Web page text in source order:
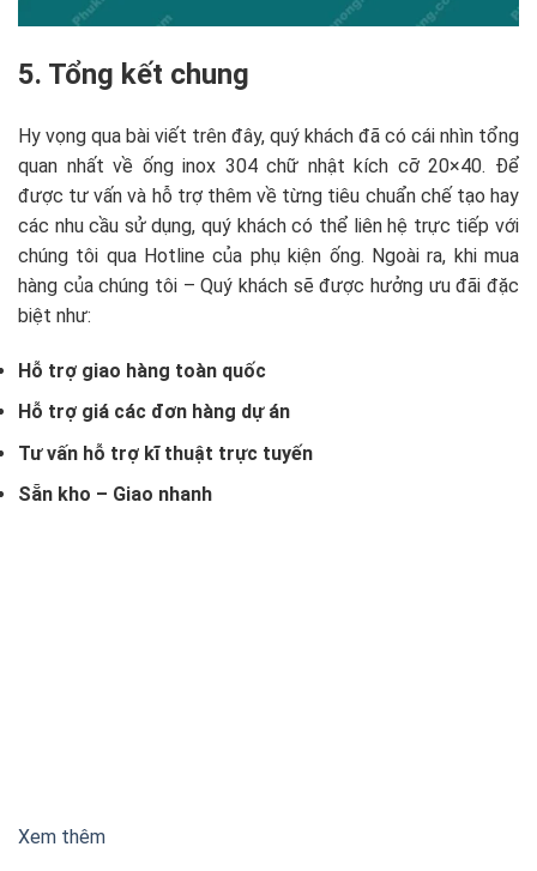
5. Tổng kết chung
Hy vọng qua bài viết trên đây, quý khách đã có cái nhìn tổng
quan nhất về ống inox 304 chữ nhật kích cỡ 20×40. Để
được tư vấn và hỗ trợ thêm về từng tiêu chuẩn chế tạo hay
các nhu cầu sử dụng, quý khách có thể liên hệ trực tiếp với
chúng tôi qua Hotline của phụ kiện ống. Ngoài ra, khi mua
hàng của chúng tôi – Quý khách sẽ được hưởng ưu đãi đặc
biệt như:
Hỗ trợ giao hàng toàn quốc
Hỗ trợ giá các đơn hàng dự án
Tư vấn hỗ trợ kĩ thuật trực tuyến
Sẵn kho – Giao nhanh
Xem thêm